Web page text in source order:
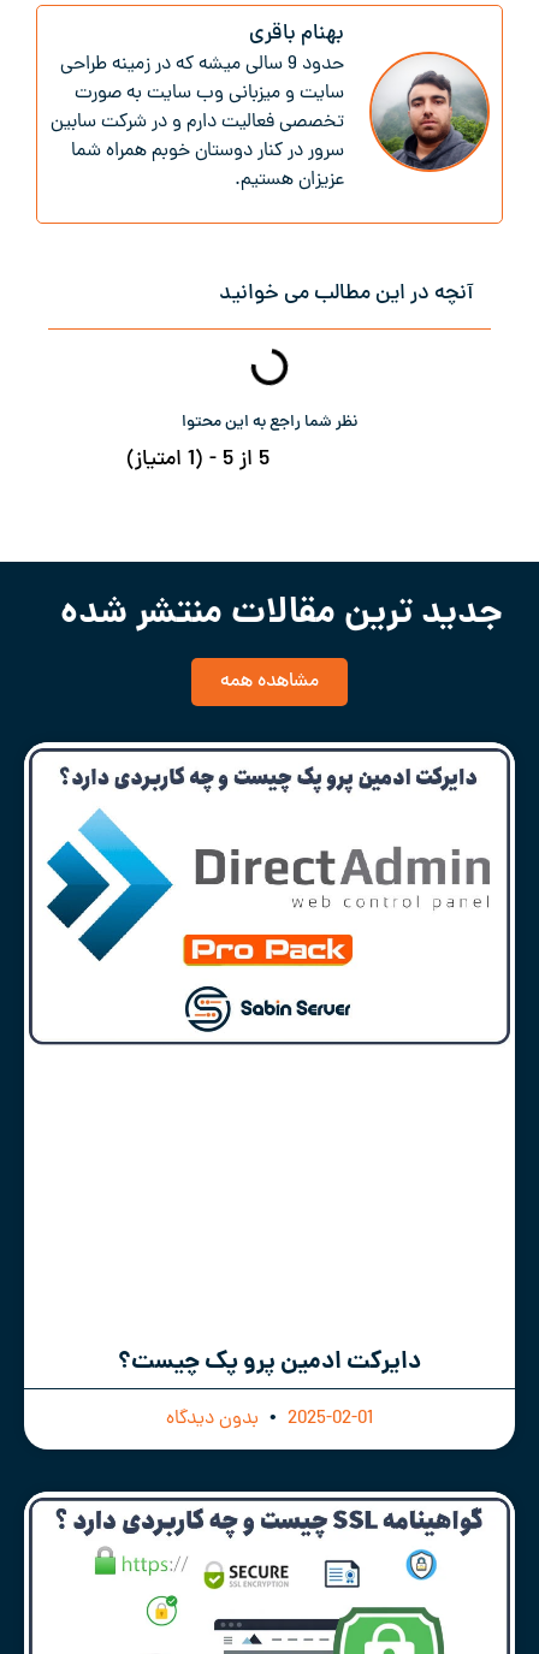
بهنام باقری
حدود 9 سالی میشه که در زمینه طراحی
سایت و میزبانی وب سایت به صورت
تخصصی فعالیت دارم و در شرکت سابین
سرور در کنار دوستان خوبم همراه شما
عزیزان هستیم.
آنچه در این مطالب می خوانید
نظر شما راجع به این محتوا
5 از 5 - (1 امتیاز)
جدید ترین مقالات منتشر شده
مشاهده همه
دایرکت ادمین پرو پک چیست؟
2025-02-01 بدون دیدگاه